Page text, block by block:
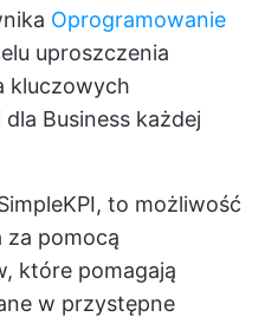
Oprogramowanie
uproszczenia
kluczowych
Business każdej
to możliwość
pomocą
które pomagają
w przystępne